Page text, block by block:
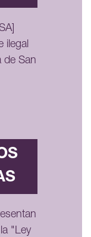
ilegal
de San
"Ley